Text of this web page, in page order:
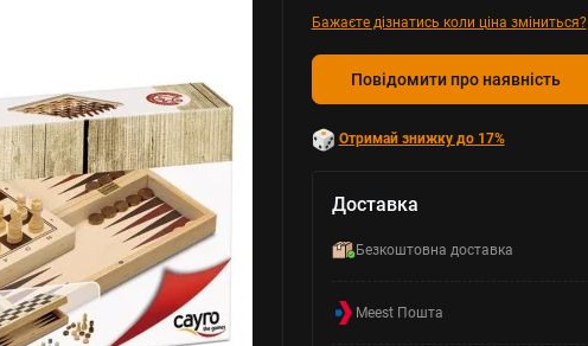
Бажаєте дізнатись коли ціна зміниться?
Повідомити про наявність
Отримай знижку до 17%
Доставка
Безкоштовна доставка
Meest Пошта